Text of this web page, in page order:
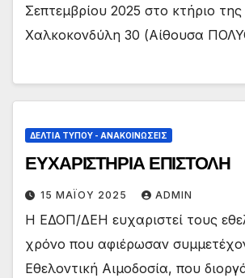
Σεπτεμβρίου 2025 στο κτήριο της
Χαλκοκονδύλη 30 (Αίθουσα
ΔΕΛΤΊΑ ΤΎΠΟΥ - ΑΝΑΚΟΙΝΏΣΕΙΣ
ΕΥΧΑΡΙΣΤΗΡΙΑ ΕΠΙΣΤΟΛΗ
15 ΜΑΪ́ΟΥ 2025 ADMIN
Η ΕΔΟΠ/ΔΕΗ ευχαριστεί τους
χρόνο που αφιέρωσαν
Εθελοντική Αιμοδοσία, που